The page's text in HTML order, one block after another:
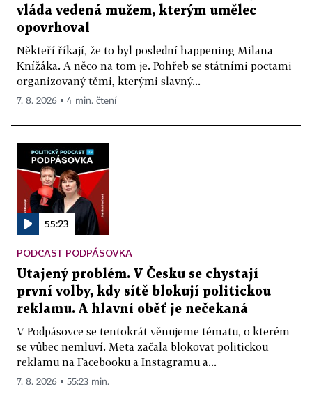
vláda vedená mužem, kterým umělec
opovrhoval
Někteří říkají, že to byl poslední happening Milana
Knížáka. A něco na tom je. Pohřeb se státními poctami
organizovaný těmi, kterými slavný...
7. 8. 2026 ▪ 4 min. čtení
55:23
PODCAST PODPÁSOVKA
Utajený problém. V Česku se chystají
první volby, kdy sítě blokují politickou
reklamu. A hlavní oběť je nečekaná
V Podpásovce se tentokrát věnujeme tématu, o kterém
se vůbec nemluví. Meta začala blokovat politickou
reklamu na Facebooku a Instagramu a...
7. 8. 2026 ▪ 55:23 min.